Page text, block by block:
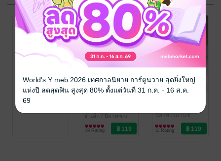
พลาดรักภรรยา
ต้นอ้อ
/ นิยายของ
นิยายโรมานซ์
3 Rating
บ่วงปารารี
ต้นอ้อ/ นิยายของ
นิยายโรมานซ์
2 Rating
ระบบก่อน
ต้นอ้อ / นิยายของ
ต้นอ้อ
นิยายโรมานซ์
19 Rating
ต้นอ้อ
นิยายโรมานซ์
11 Rating
World's Y meb 2026 เทศกาลนิยาย การ์ตูนวาย สุดยิ่งใหญ่
แห่งปี ลดสุดฟิน สูงสุด 80% ตั้งแต่วันที่ 31 ก.ค. - 16 ส.ค.
69